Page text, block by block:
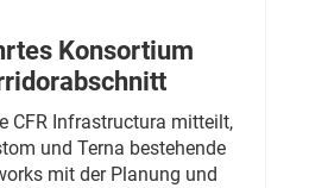
Konsortium
CFR Infrastructura mitteilt,
und Terna bestehende
mit der Planung und